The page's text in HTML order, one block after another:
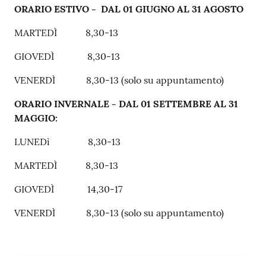
ORARIO ESTIVO - DAL 01 GIUGNO AL 31 AGOSTO
MARTEDÌ 8,30-13
GIOVEDÌ 8,30-13
VENERDÌ 8,30-13 (solo su appuntamento)
ORARIO INVERNALE - DAL 01 SETTEMBRE AL 31
MAGGIO:
LUNEDì 8,30-13
MARTEDÌ 8,30-13
GIOVEDÌ 14,30-17
VENERDÌ 8,30-13 (solo su appuntamento)